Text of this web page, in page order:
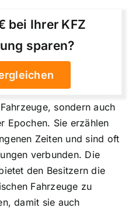
bei Ihrer KFZ
sparen?
sondern auch
Epochen. Sie erzählen
Zeiten und sind oft
verbunden. Die
den Besitzern die
Fahrzeuge zu
damit sie auch